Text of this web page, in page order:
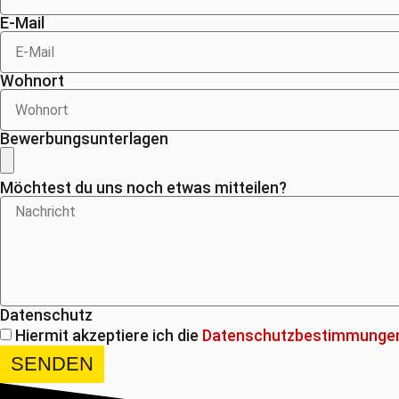
E-Mail
Wohnort
Bewerbungsunterlagen
Möchtest du uns noch etwas mitteilen?
Datenschutz
Hiermit akzeptiere ich die
SENDEN